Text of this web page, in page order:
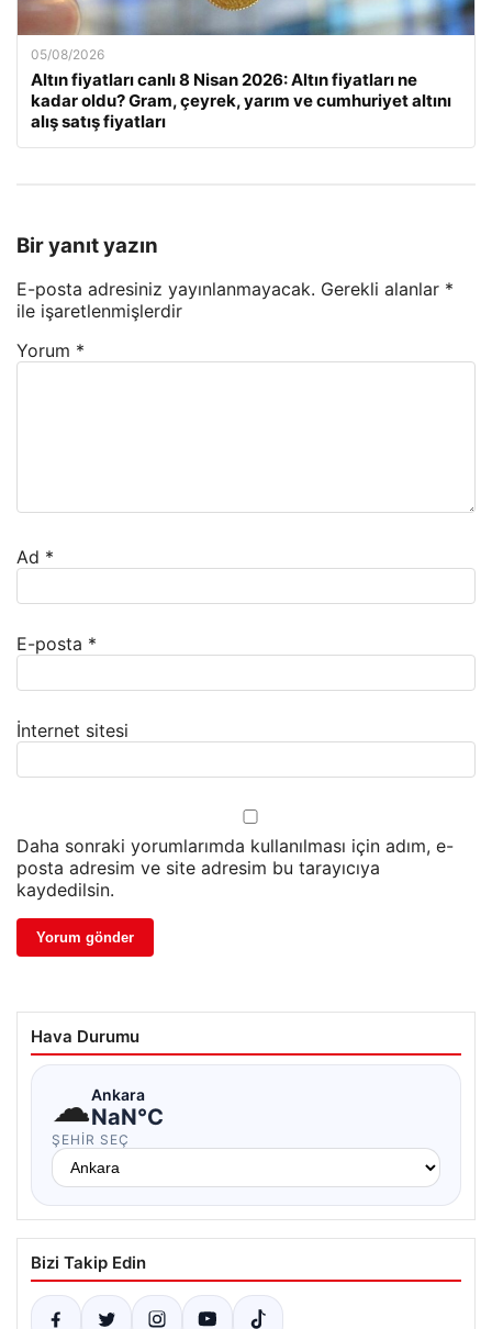
05/08/2026
Altın fiyatları canlı 8 Nisan 2026: Altın fiyatları ne
kadar oldu? Gram, çeyrek, yarım ve cumhuriyet altını
alış satış fiyatları
Bir yanıt yazın
E-posta adresiniz yayınlanmayacak. Gerekli alanlar *
ile işaretlenmişlerdir
Yorum *
Ad *
E-posta *
İnternet sitesi
Daha sonraki yorumlarımda kullanılması için adım, e-
posta adresim ve site adresim bu tarayıcıya
kaydedilsin.
Hava Durumu
☁Ankara
NaN°C
ŞEHIR SEÇ
Bizi Takip Edin